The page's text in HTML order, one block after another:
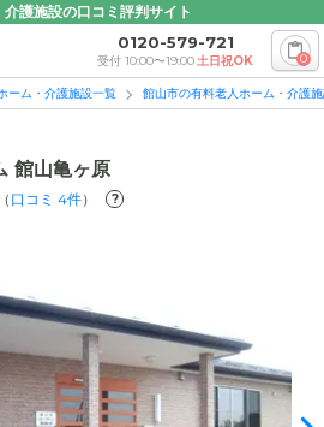
護施設の口コミ評判サイト
0120-579-721
受付 10:00〜19:00土日祝OK 0
ーム・介護施設一覧 館山市の有料老人ホーム・介護
館山亀ヶ原
（ 口コミ 4件） ?